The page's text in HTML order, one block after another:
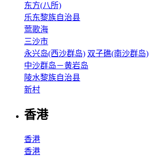
东方(八所)
乐东黎族自治县
莺歌海
三沙市
永兴岛(西沙群岛) 双子礁(南沙群岛)
中沙群岛－黄岩岛
陵水黎族自治县
新村
香港
香港
香港